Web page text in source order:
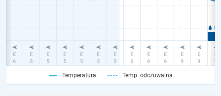
Temperatura Temp. odczuwalna